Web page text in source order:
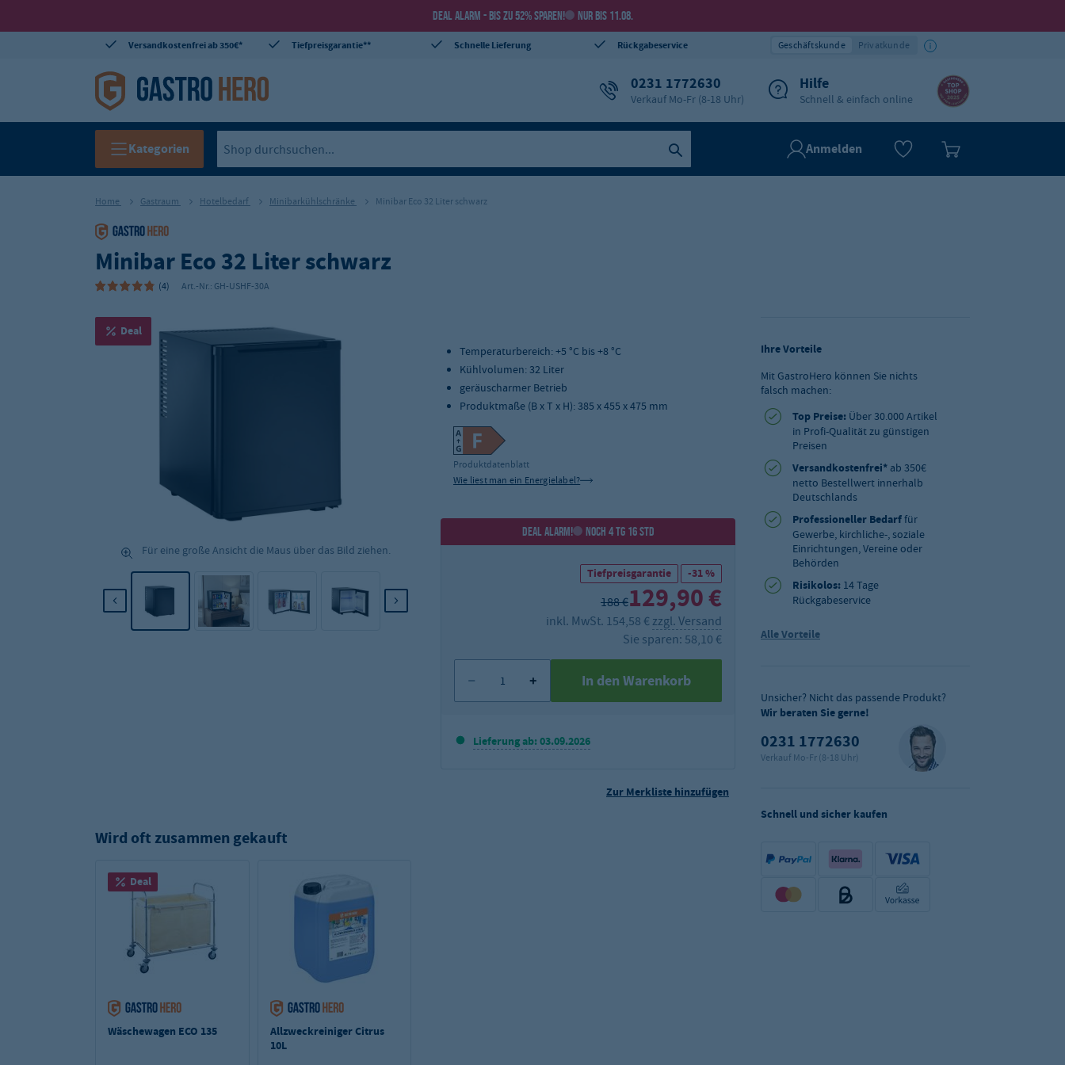
DEAL ALARM - BIS ZU 52% SPAREN! NUR BIS 11.08.
Versandkostenfrei ab 350€* Tiefpreisgarantie** Schnelle Lieferung Rückgabeservice Geschäftskunde Privatkunde
0231 1772630
Verkauf Mo-Fr (8-18 Uhr)
Hilfe
Schnell & einfach online
Kategorien Anmelden
Home Gastraum Hotelbedarf Minibarkühlschränke Minibar Eco 32 Liter schwarz
Minibar Eco 32 Liter schwarz
(4) Art.-Nr.: GH-USHF-30A
Deal
Für eine große Ansicht die Maus über das Bild ziehen.
Temperaturbereich: +5 °C bis +8 °C
Kühlvolumen: 32 Liter
geräuscharmer Betrieb
Produktmaße (B x T x H): 385 x 455 x 475 mm
Produktdatenblatt
Wie liest man ein Energielabel?
DEAL ALARM! NOCH 4 TG 16 STD
Tiefpreisgarantie -31 %
188 €129,90 €
inkl. MwSt. 154,58 € zzgl. Versand
Sie sparen: 58,10 €
In den Warenkorb
Lieferung ab: 03.09.2026
Zur Merkliste hinzufügen
Wird oft zusammen gekauft
Deal
Wäschewagen ECO 135
Allzweckreiniger Citrus
10L
Ihre Vorteile
Mit GastroHero können Sie nichts
falsch machen:
Top Preise: Über 30.000 Artikel
in Profi-Qualität zu günstigen
Preisen
Versandkostenfrei* ab 350€
netto Bestellwert innerhalb
Deutschlands
Professioneller Bedarffür
Gewerbe, kirchliche-, soziale
Einrichtungen, Vereine oder
Behörden
Risikolos: 14 Tage
Rückgabeservice
Alle Vorteile
Unsicher? Nicht das passende Produkt?
Wir beraten Sie gerne!
0231 1772630
Verkauf Mo-Fr (8-18 Uhr)
Schnell und sicher kaufen